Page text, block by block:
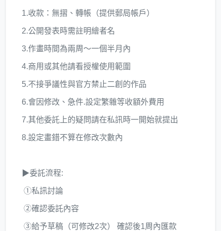
1.收款：無摺、轉帳（提供郵局帳戶）
2.公開發表時需註明繪者名
3.作畫時間為兩周～一個半月內
4.商用或其他請看授權使用範圍
5.不接爭議性與官方禁止二創的作品
6.會因修改、急件.設定繁雜等收額外費用
7.其他委託上的疑問請在私訊時一開始就提出
8.設定畫錯不算在修改次數內
▶委託流程:
①私訊討論
②確認委託內容
③給予草稿（可修改2次） 確認後1周內匯款